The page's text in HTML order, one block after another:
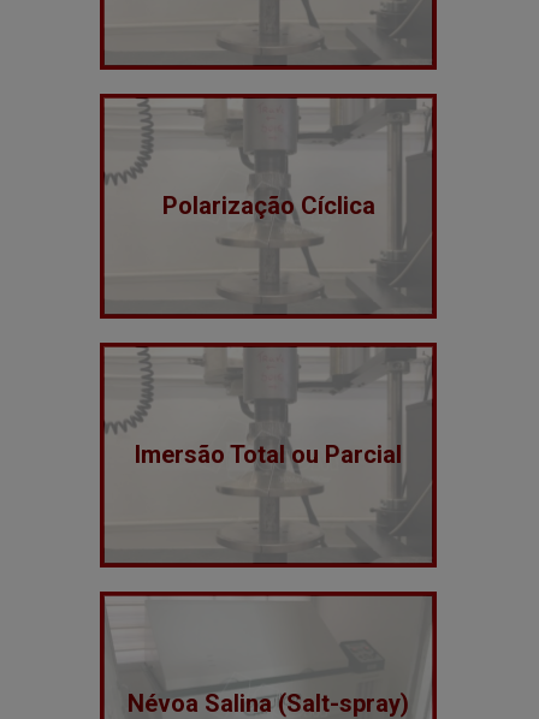
Polarização Cíclica
Imersão Total ou Parcial
Névoa Salina (Salt-spray)